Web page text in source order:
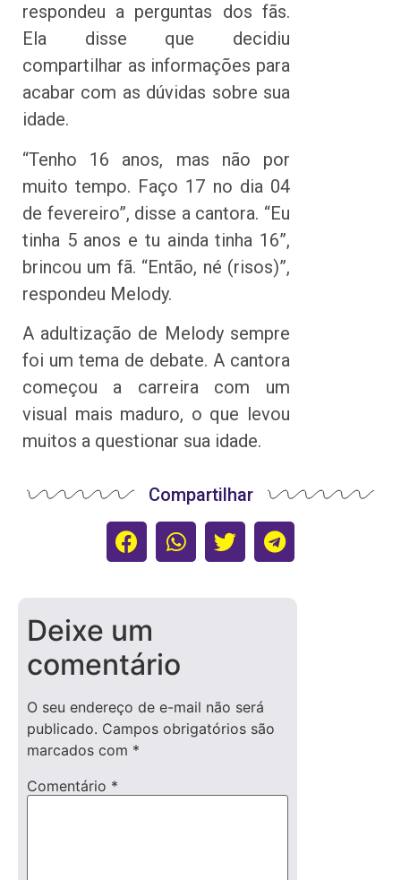
respondeu a perguntas dos fãs.
Ela disse que decidiu
compartilhar as informações para
acabar com as dúvidas sobre sua
idade.
“Tenho 16 anos, mas não por
muito tempo. Faço 17 no dia 04
de fevereiro”, disse a cantora. “Eu
tinha 5 anos e tu ainda tinha 16”,
brincou um fã. “Então, né (risos)”,
respondeu Melody.
A adultização de Melody sempre
foi um tema de debate. A cantora
começou a carreira com um
visual mais maduro, o que levou
muitos a questionar sua idade.
Compartilhar
Deixe um
comentário
O seu endereço de e-mail não será
publicado. Campos obrigatórios são
marcados com *
Comentário *